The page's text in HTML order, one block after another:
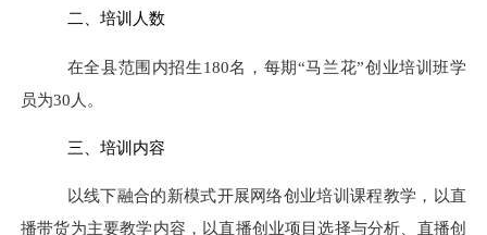
二、培训人数
在全县范围内招生180名，每期“马兰花”创业培训班学
员为30 人。
三、培训内容
以线下融合的新模式开展网络创业培训课程教学，以直
播带货为主要教学内容，以直播创业项目选择与分析、直播创